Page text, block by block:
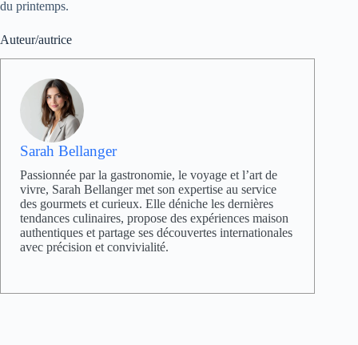
du printemps.
Auteur/autrice
Sarah Bellanger
Passionnée par la gastronomie, le voyage et l’art de
vivre, Sarah Bellanger met son expertise au service
des gourmets et curieux. Elle déniche les dernières
tendances culinaires, propose des expériences maison
authentiques et partage ses découvertes internationales
avec précision et convivialité.